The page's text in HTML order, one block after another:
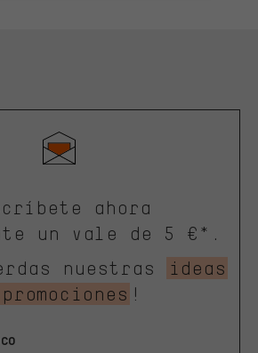
ahora
un vale de 5 €*.
nuestras
ideas
promociones !